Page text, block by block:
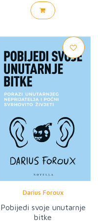
Darius Foroux
Pobijedi svoje unutarnje
bitke